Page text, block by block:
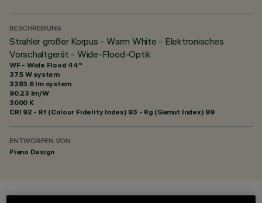
BESCHREIBUNG
Strahler großer Korpus - Warm White - Elektronisches
Vorschaltgerät - Wide-Flood-Optik
WF - Wide Flood 44°
37.5 W system
3383.6 lm system
90.23 lm/W
3000 K
CRI 92 - Rf (Colour Fidelity Index) 93 - Rg (Gamut Index) 99
ENTWORFEN VON
Piano Design